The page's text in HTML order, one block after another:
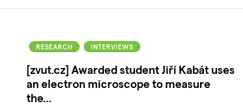
RESEARCH INTERVIEWS
[zvut.cz] Awarded student Jiří Kabát uses
an electron microscope to measure
the…